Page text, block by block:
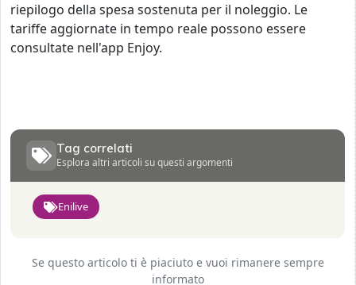
riepilogo della spesa sostenuta per il noleggio. Le
tariffe aggiornate in tempo reale possono essere
consultate nell'app Enjoy.
Tag correlati
Esplora altri articoli su questi argomenti
Enilive
Se questo articolo ti è piaciuto e vuoi rimanere sempre
informato